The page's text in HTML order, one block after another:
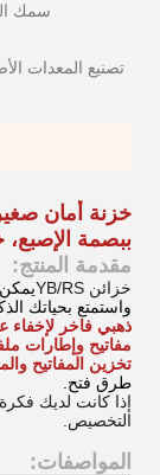
سمك
تصنيع المعدات
خزنة أمان
ببصمة
مقدمة المنتج:
خزائن YB/RS
يمكن
واستمتع بحياتك
ذهبي فاخر لإخفاء
مفاتيح وإطارات
تخزين المفاتيح
طرق فتح.
إذا كانت لديك
التخصيص.
المواصفات: